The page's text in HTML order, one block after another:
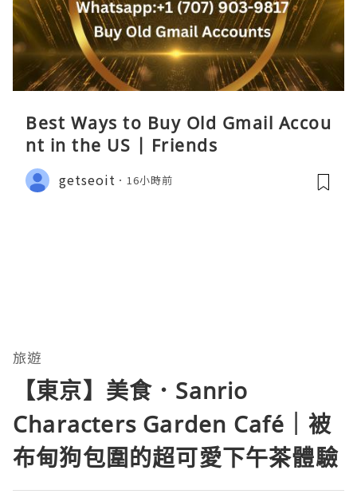
Best Ways to Buy Old Gmail Accou
nt in the US | Friends
getseoit 16小時前
旅遊
【東京】美食．Sanrio
Characters Garden Café｜被
布甸狗包圍的超可愛下午茶體驗